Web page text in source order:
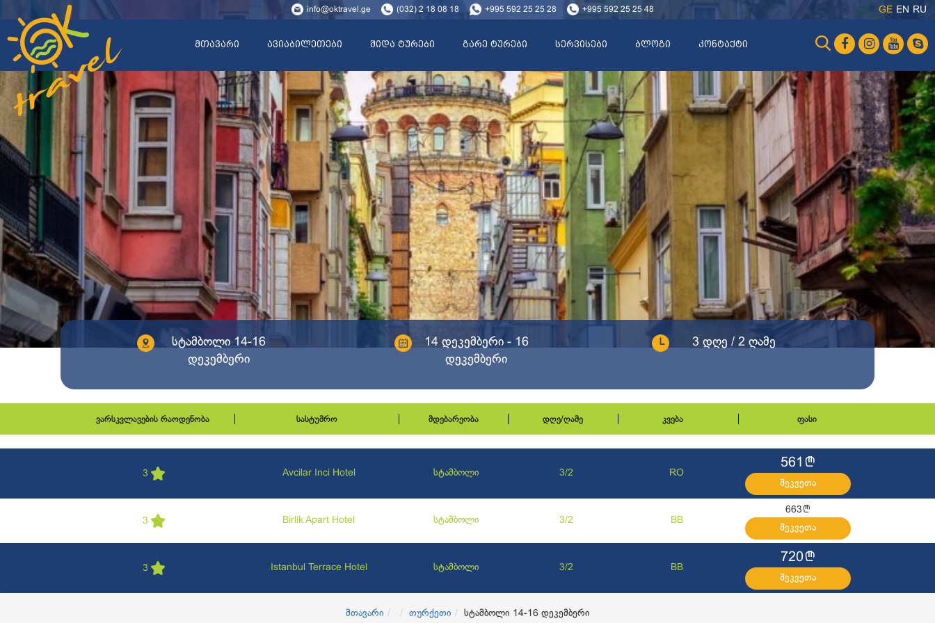
info@oktravel.ge (032) 2 18 08 18 +995 592 25 25 28 +995 592 25 25 48 GE EN RU
მთავარი ავიაბილეთები შიდა ტურები გარე ტურები სერვისები ბლოგი კონტაქტი
სტამბოლი 14-16
დეკემბერი
14 დეკემბერი - 16
დეკემბერი
3 დღე / 2 ღამე
ვარსკვლავების რაოდენობა სასტუმრო მდებარეობა დღე/ღამე კვება ფასი
3 Avcilar Inci Hotel სტამბოლი 3/2 RO
561 l
შეკვეთა
3 Birlik Apart Hotel სტამბოლი 3/2 BB
663 l
შეკვეთა
3 Istanbul Terrace Hotel სტამბოლი 3/2 BB
720l
შეკვეთა
მთავარი თურქეთი სტამბოლი 14-16 დეკემბერი